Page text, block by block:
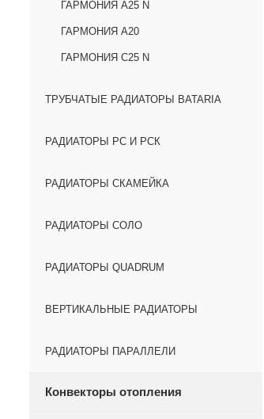
ГАРМОНИЯ А25 N
ГАРМОНИЯ А20
ГАРМОНИЯ С25 N
ТРУБЧАТЫЕ РАДИАТОРЫ BATARIA
РАДИАТОРЫ РС И РСК
РАДИАТОРЫ СКАМЕЙКА
РАДИАТОРЫ СОЛО
РАДИАТОРЫ QUADRUM
ВЕРТИКАЛЬНЫЕ РАДИАТОРЫ
РАДИАТОРЫ ПАРАЛЛЕЛИ
Конвекторы отопления